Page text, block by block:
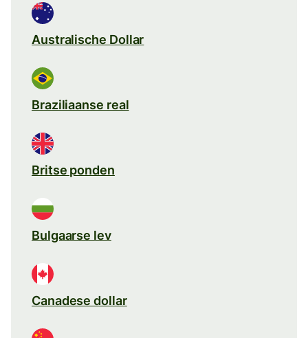
Australische Dollar
Braziliaanse real
Britse ponden
Bulgaarse lev
Canadese dollar